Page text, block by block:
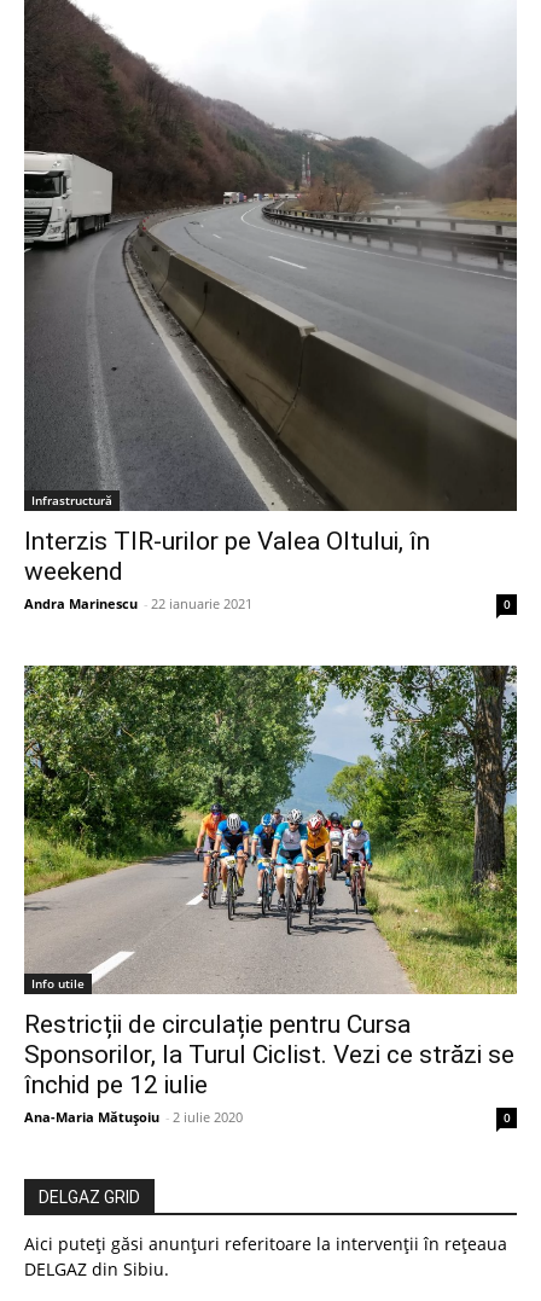
Infrastructură
Interzis TIR-urilor pe Valea Oltului, în
weekend
Andra Marinescu - 22 ianuarie 2021 0
Info utile
Restricții de circulație pentru Cursa
Sponsorilor, la Turul Ciclist. Vezi ce străzi se
închid pe 12 iulie
Ana-Maria Mătușoiu - 2 iulie 2020 0
DELGAZ GRID
Aici puteți găsi anunțuri referitoare la intervenții în rețeaua
DELGAZ din Sibiu.